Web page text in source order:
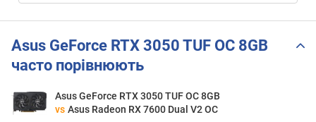
Asus GeForce RTX 3050 TUF OC 8GB
часто порівнюють
Asus GeForce RTX 3050 TUF OC 8GB
vs Asus Radeon RX 7600 Dual V2 OC